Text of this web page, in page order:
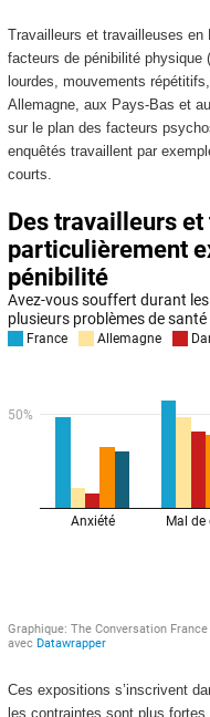
Travailleurs et travailleuses en
facteurs de pénibilité physique
lourdes, mouvements
Allemagne, aux Pays-Bas et
sur le plan des facteurs
enquêtés travaillent par
courts.
Ces expositions s’inscrivent
les contraintes sont plus